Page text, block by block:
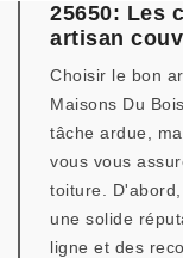
25650: Les
artisan
Choisir le bon
Maisons Du
tâche ardue,
vous vous
toiture.
une solide
ligne et des